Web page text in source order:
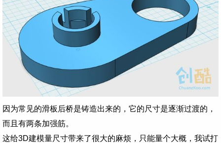
因为常见的滑板后桥是铸造出来的，它的尺寸是逐渐过渡的，
而且有两条加强筋。
这给3D建模量尺寸带来了很大的麻烦，只能量个大概，我试打